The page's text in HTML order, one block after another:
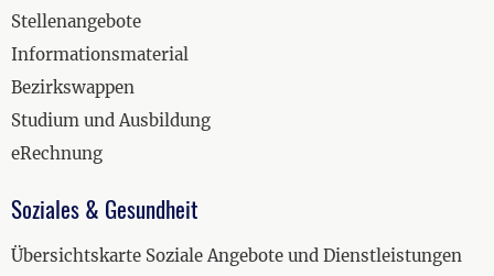
Stellenangebote
Informationsmaterial
Bezirkswappen
Studium und Ausbildung
eRechnung
Soziales & Gesundheit
Übersichtskarte Soziale Angebote und Dienstleistungen